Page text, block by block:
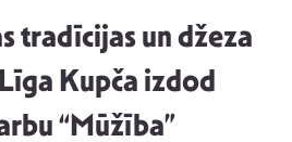
tradīcijas un džeza
Kupča izdod
“Mūžība”